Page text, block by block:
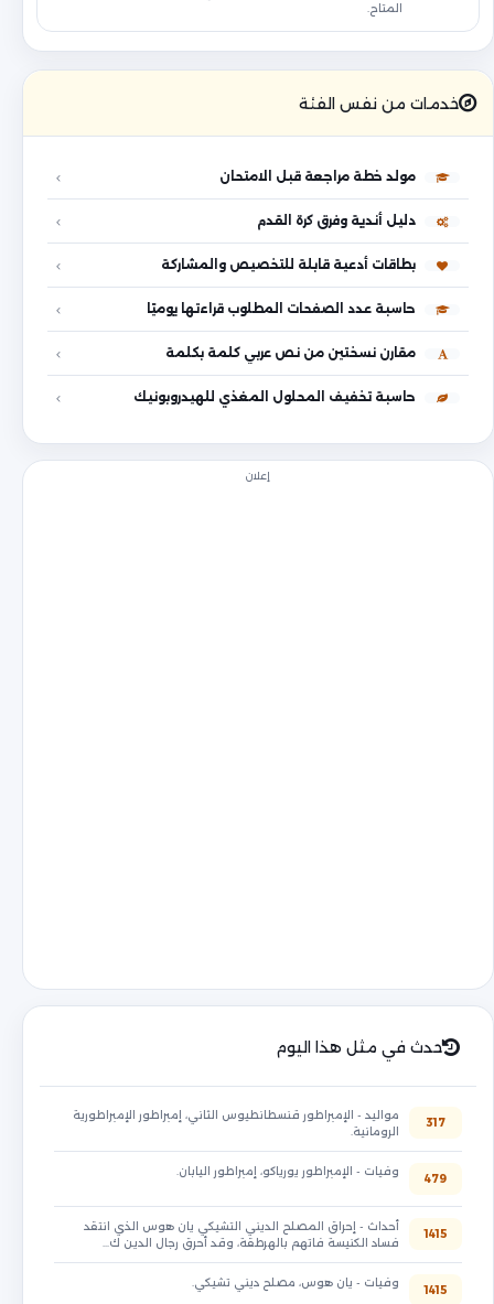
المتاح.
خدمات من نفس الفئة
مولد خطة مراجعة قبل الامتحان
دليل أندية وفرق كرة القدم
بطاقات أدعية قابلة للتخصيص والمشاركة
حاسبة عدد الصفحات المطلوب قراءتها يوميًا
مقارن نسختين من نص عربي كلمة بكلمة
حاسبة تخفيف المحلول المغذي للهيدروبونيك
إعلان
حدث في مثل هذا اليوم
317
مواليد - الإمبراطور قنسطانطيوس الثاني، إمبراطور الإمبراطورية
الرومانية.
479
وفيات - الإمبراطور يورياكو، إمبراطور اليابان.
1415
أحداث - إحراق المصلح الديني التشيكي يان هوس الذي انتقد
فساد الكنيسة فاتهم بالهرطقة، وقد أحرق رجال الدين ك…
1415
وفيات - يان هوس، مصلح ديني تشيكي.